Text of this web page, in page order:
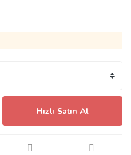
Hızlı Satın Al